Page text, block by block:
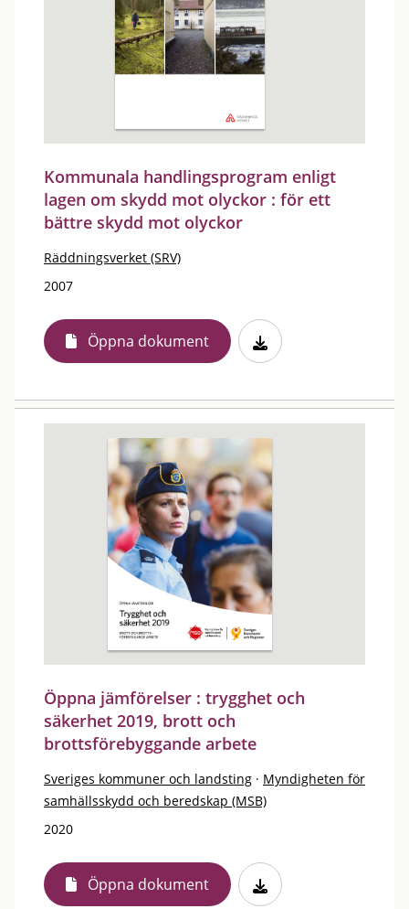
Kommunala handlingsprogram enligt
lagen om skydd mot olyckor : för ett
bättre skydd mot olyckor
Räddningsverket (SRV)
2007
Öppna dokument
Öppna jämförelser : trygghet och
säkerhet 2019, brott och
brottsförebyggande arbete
Sveriges kommuner och landsting · Myndigheten för
samhällsskydd och beredskap (MSB)
2020
Öppna dokument